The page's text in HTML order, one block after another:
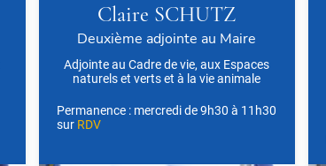
Claire SCHUTZ
Deuxième adjointe au Maire
Adjointe au Cadre de vie, aux Espaces
naturels et verts et à la vie animale
Permanence : mercredi de 9h30 à 11h30
sur RDV